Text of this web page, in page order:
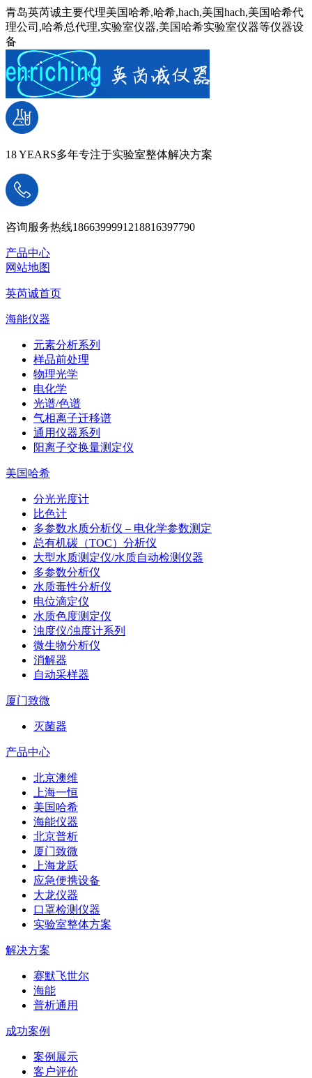
青岛英芮诚主要代理美国哈希,哈希,hach,美国hach,美国哈希代
理公司,哈希总代理,实验室仪器,美国哈希实验室仪器等仪器设
备
18 YEARS多年专注于实验室整体解决方案
咨询服务热线1866399991218816397790
产品中心
网站地图
英芮诚首页
海能仪器
元素分析系列
样品前处理
物理光学
电化学
光谱/色谱
气相离子迁移谱
通用仪器系列
阳离子交换量测定仪
美国哈希
分光光度计
比色计
多参数水质分析仪 – 电化学参数测定
总有机碳（TOC）分析仪
大型水质测定仪/水质自动检测仪器
多参数分析仪
水质毒性分析仪
电位滴定仪
水质色度测定仪
浊度仪/浊度计系列
微生物分析仪
消解器
自动采样器
厦门致微
灭菌器
产品中心
北京澳维
上海一恒
美国哈希
海能仪器
北京普析
厦门致微
上海龙跃
应急便携设备
大龙仪器
口罩检测仪器
实验室整体方案
解决方案
赛默飞世尔
海能
普析通用
成功案例
案例展示
客户评价